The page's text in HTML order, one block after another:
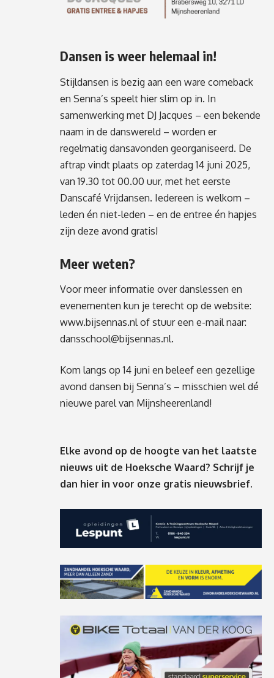
Dansen is weer helemaal in!
Stijldansen is bezig aan een ware comeback
en Senna’s speelt hier slim op in. In
samenwerking met DJ Jacques – een bekende
naam in de danswereld – worden er
regelmatig dansavonden georganiseerd. De
aftrap vindt plaats op zaterdag 14 juni 2025,
van 19.30 tot 00.00 uur, met het eerste
Danscafé Vrijdansen. Iedereen is welkom –
leden én niet-leden – en de entree én hapjes
zijn deze avond gratis!
Meer weten?
Voor meer informatie over danslessen en
evenementen kun je terecht op de website:
www.bijsennas.nlof stuur een e-mail naar:
dansschool@bijsennas.nl.
Kom langs op 14 juni en beleef een gezellige
avond dansen bij Senna’s – misschien wel dé
nieuwe parel van Mijnsheerenland!
Elke avond op de hoogte van het laatste
nieuws uit de Hoeksche Waard? Schrijf je
dan hier in voor onze gratis nieuwsbrief.